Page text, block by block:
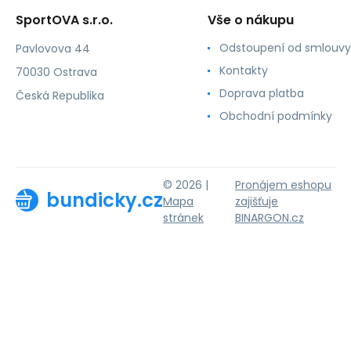
SportOVA s.r.o.
Pavlovova 44
70030 Ostrava
Česká Republika
Vše o nákupu
Odstoupení od smlouvy
Kontakty
Doprava platba
Obchodní podmínky
bundicky.cz
© 2026 |
Mapa
stránek
Pronájem eshopu
zajišťuje
BINARGON.cz